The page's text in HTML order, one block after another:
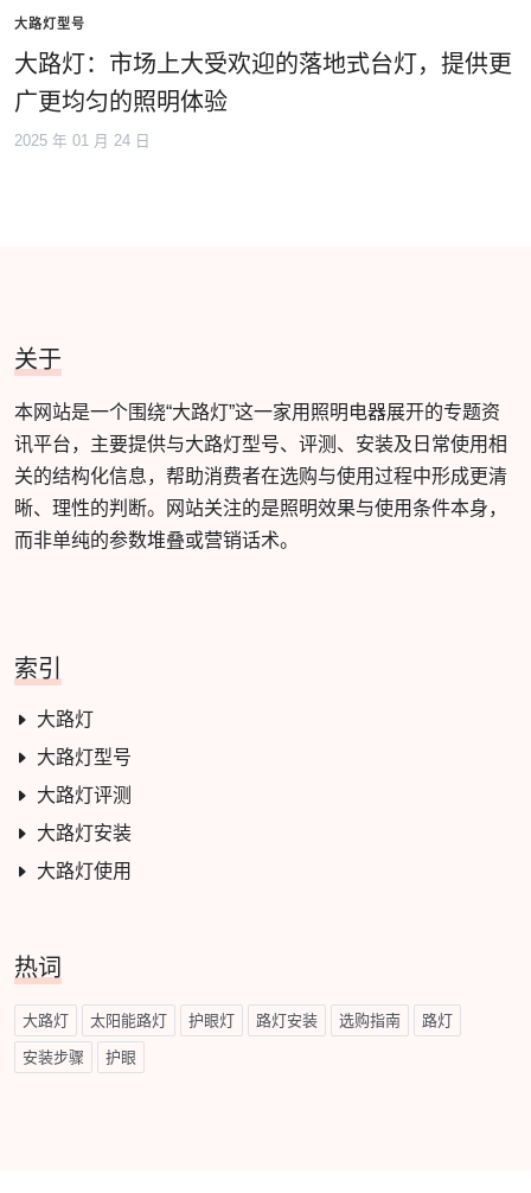
大路灯型号
大路灯：市场上大受欢迎的落地式台灯，提供更
广更均匀的照明体验
2025 年 01 月 24 日
关于
本网站是一个围绕“大路灯”这一家用照明电器展开的专题资
讯平台，主要提供与大路灯型号、评测、安装及日常使用相
关的结构化信息，帮助消费者在选购与使用过程中形成更清
晰、理性的判断。网站关注的是照明效果与使用条件本身，
而非单纯的参数堆叠或营销话术。
索引
大路灯
大路灯型号
大路灯评测
大路灯安装
大路灯使用
热词
大路灯 太阳能路灯 护眼灯 路灯安装 选购指南 路灯
安装步骤 护眼